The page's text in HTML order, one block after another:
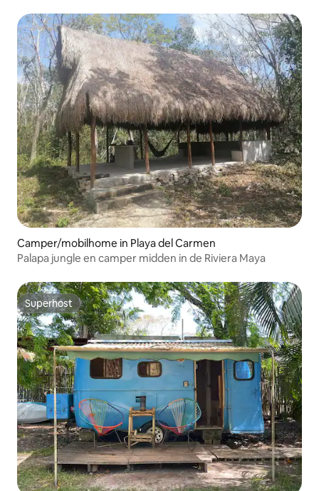
Camper/mobilhome in Playa del Carmen
Palapa jungle en camper midden in de Riviera Maya
Superhost
Superhost